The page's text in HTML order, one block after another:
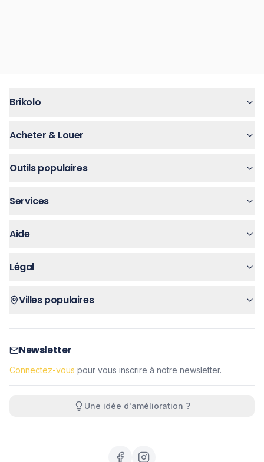
Brikolo
Acheter & Louer
Outils populaires
Services
Aide
Légal
Villes populaires
Newsletter
Connectez-vous pour vous inscrire à notre newsletter.
Une idée d'amélioration ?